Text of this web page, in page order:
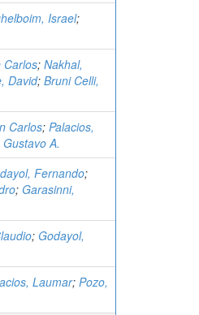
Israel;
Carlos; Nakhal,
David; Bruni Celli,
Carlos; Palacios,
A.
Fernando;
; Garasinni,
; Godayol,
Laumar; Pozo,